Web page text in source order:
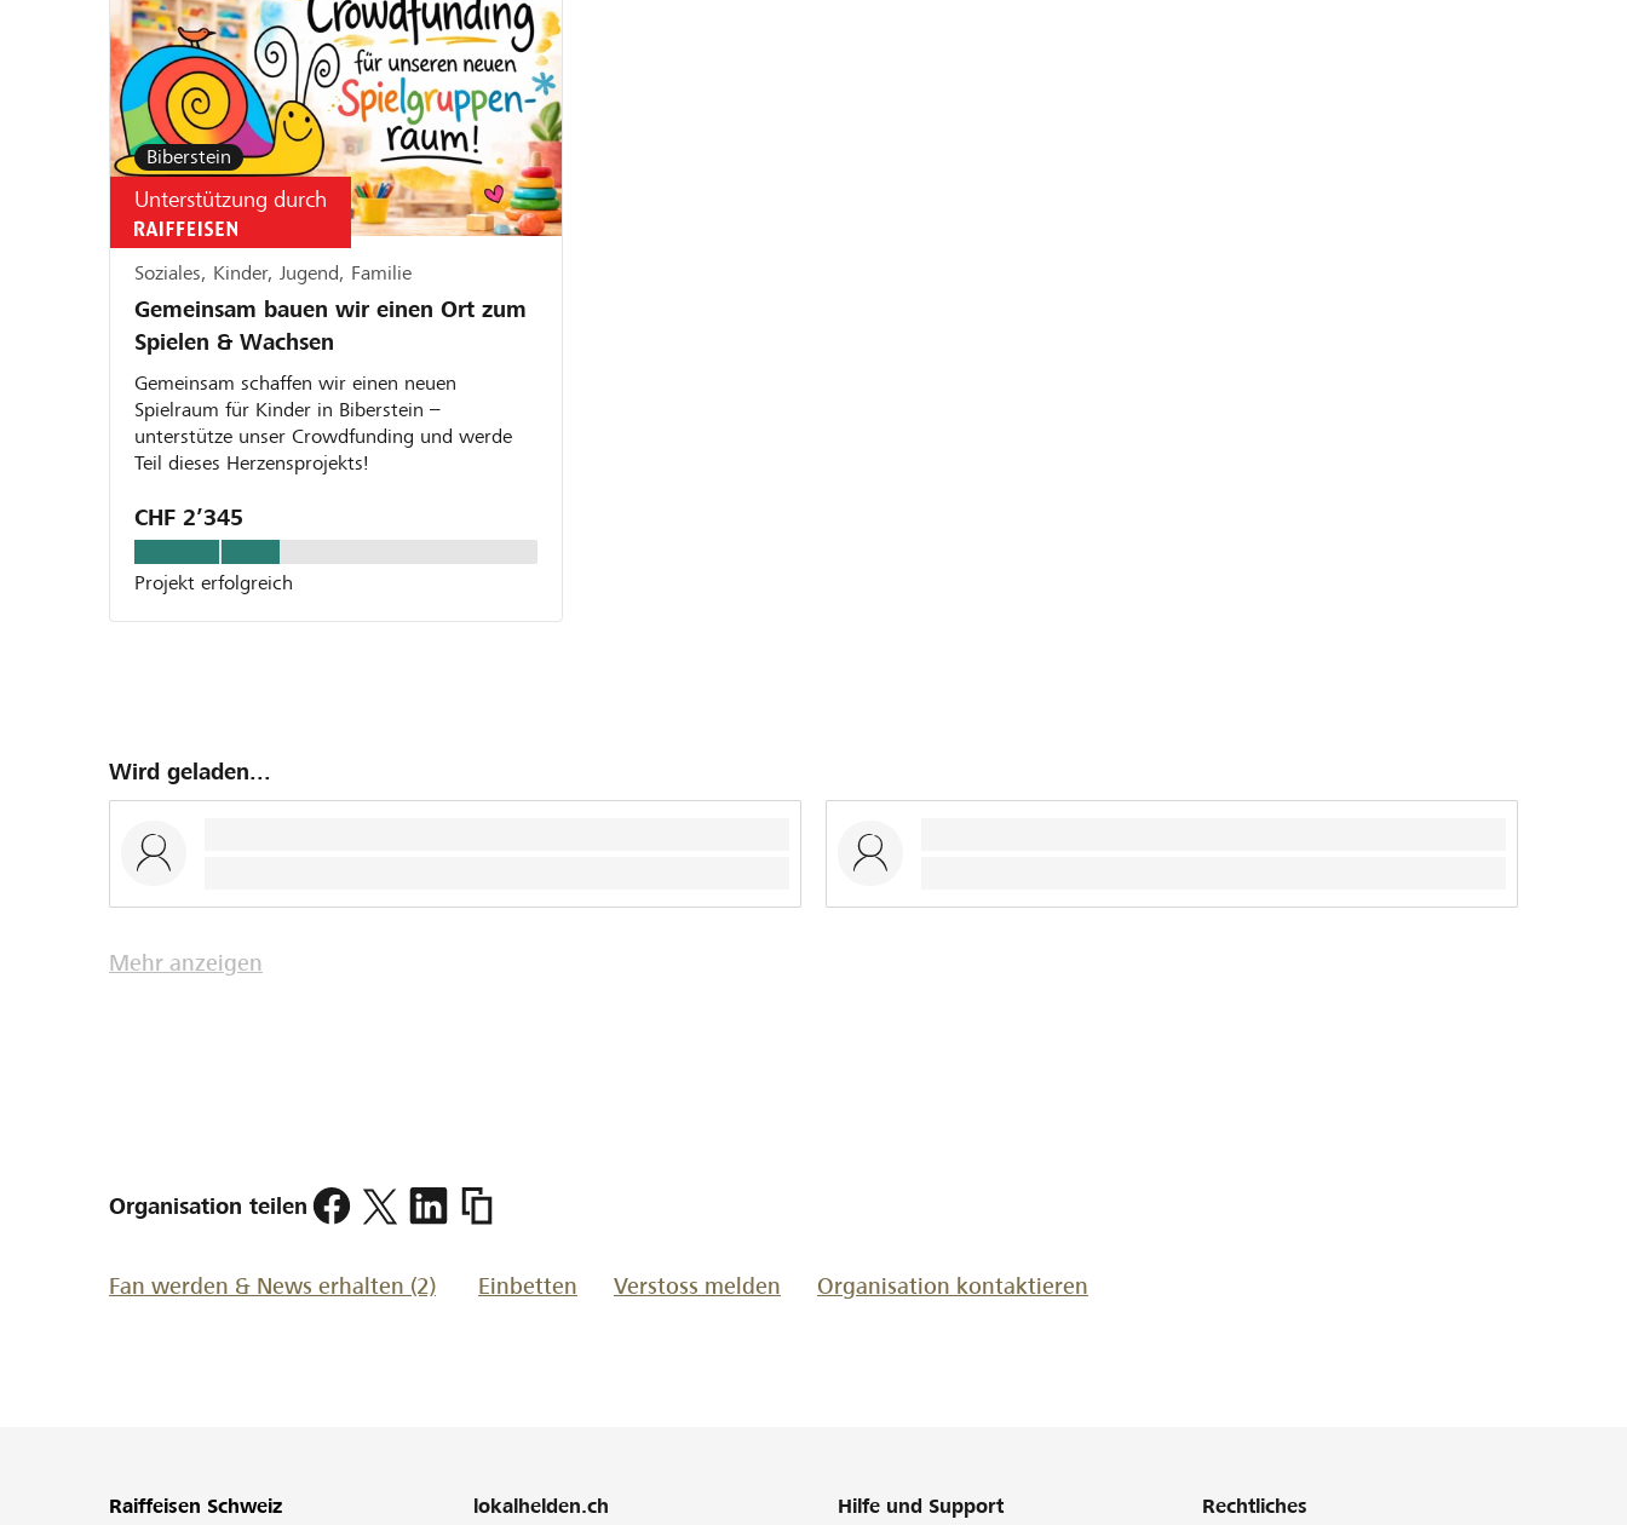
Biberstein
Unterstützung durch
Soziales, Kinder, Jugend, Familie
Gemeinsam bauen wir einen Ort zum
Spielen & Wachsen
Gemeinsam schaffen wir einen neuen
Spielraum für Kinder in Biberstein –
unterstütze unser Crowdfunding und werde
Teil dieses Herzensprojekts!
CHF 2’345
Projekt erfolgreich
Wird geladen...
Mehr anzeigen
Organisation teilen
https://www.lokalhelden.ch/elternverein-
biberstein
Fan werden & News erhalten (2) Einbetten Verstoss melden Organisation kontaktieren
Raiffeisen Schweiz lokalhelden.ch Hilfe und Support Rechtliches